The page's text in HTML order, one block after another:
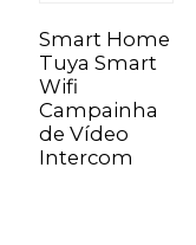
Smart Home
Tuya Smart
Wifi
Campainha
de Vídeo
Intercom